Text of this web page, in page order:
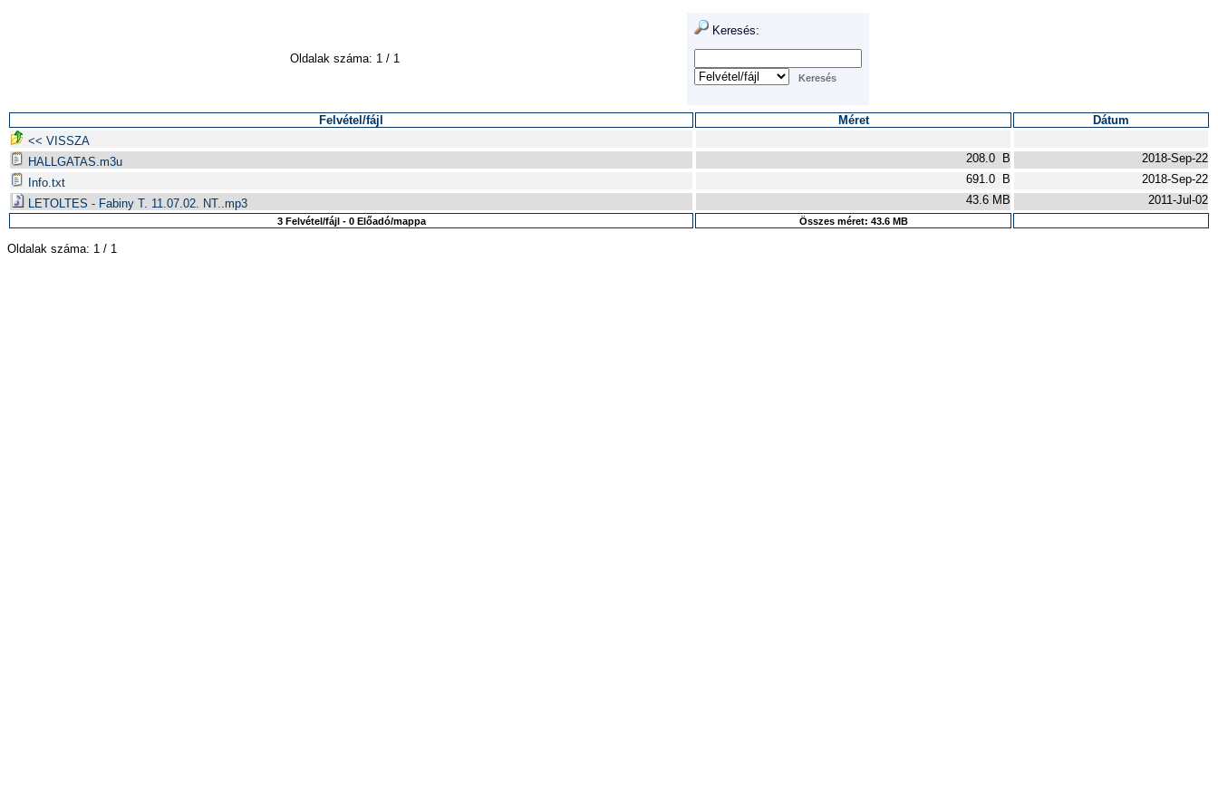
Oldalak száma: 1 / 1
Keresés:
Felvétel/fájl Méret
Dátum
<< VISSZA
HALLGATAS.m3u
208.0 B
2018-Sep-22
Info.txt
691.0 B
2018-Sep-22
LETOLTES - Fabiny T. 11.07.02. NT..mp3
43.6 MB 2011-Jul-02
3 Felvétel/fájl - 0 Előadó/mappa Összes méret: 43.6 MB
Oldalak száma: 1 / 1